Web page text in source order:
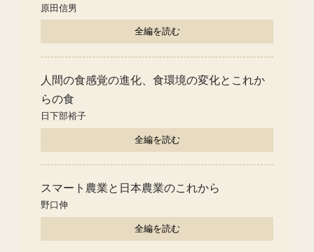
原田信男
全編を読む
人間の食感覚の進化、食環境の変化とこれか
らの食
日下部裕子
全編を読む
スマート農業と日本農業のこれから
野口伸
全編を読む